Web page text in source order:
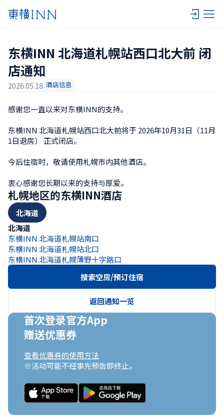
东横INN 北海道札幌站西口北大前 闭
店通知
2026.05.18 酒店信息
感谢您一直以来对东横INN的支持。
东横INN 北海道札幌站西口北大前将于 2026年10月31日（11月
1日退房） 正式闭店。
今后住宿时，敬请使用札幌市内其他酒店。
衷心感谢您长期以来的支持与厚爱。
札幌地区的东横INN酒店
北海道
北海道
东横INN 北海道札幌站南口
东横INN 北海道札幌站北口
东横INN 北海道札幌薄野十字路口
搜索空房/预订住宿
返回通知一览
首次登录官方App
赠送优惠券
查看优惠券的使用方法
※活动可能不经事先预告即终止。